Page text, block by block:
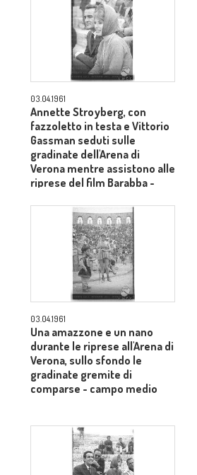
03.04.1961
Annette Stroyberg, con
fazzoletto in testa e Vittorio
Gassman seduti sulle
gradinate dell'Arena di
Verona mentre assistono alle
riprese del film Barabba -
03.04.1961
Una amazzone e un nano
durante le riprese all'Arena di
Verona, sullo sfondo le
gradinate gremite di
comparse - campo medio